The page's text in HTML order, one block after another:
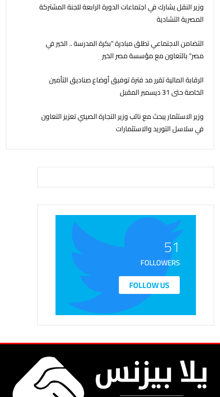
وزير النقل يشارك في اجتماعات الدورة الرابعة للجنة المشتركة
المصرية التشادية
التضامن الاجتماعي تطلق مبادرة "بكرة المدرسة .. الخير في
مصر" بالتعاون مع مؤسسة مصر الخير
الرقابة المالية تقرر مد فترة توفيق أوضاع صناديق التأمين
الخاصة حتى 31 ديسمبر المقبل
وزير الاستثمار يبحث مع نائب وزير التجارة الصيني تعزيز التعاون
في سلاسل التوريد والاستثمارات
51
FOLLOWERS
FOLLOW US